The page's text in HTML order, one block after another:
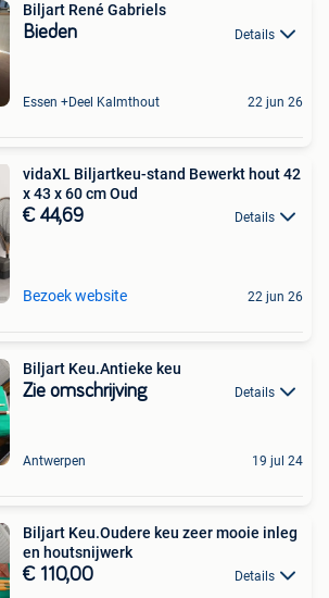
Biljart René Gabriels
Bieden Details
Essen +Deel Kalmthout 22 jun 26
vidaXL Biljartkeu-stand Bewerkt hout 42
x 43 x 60 cm Oud
€ 44,69 Details
Bezoek website 22 jun 26
Biljart Keu.Antieke keu
Zie omschrijving Details
Antwerpen 19 jul 24
Biljart Keu.Oudere keu zeer mooie inleg
en houtsnijwerk
€ 110,00 Details